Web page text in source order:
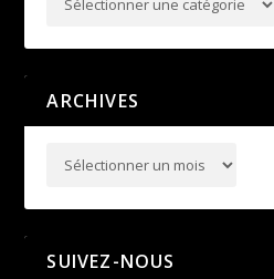
ARCHIVES
SUIVEZ-NOUS